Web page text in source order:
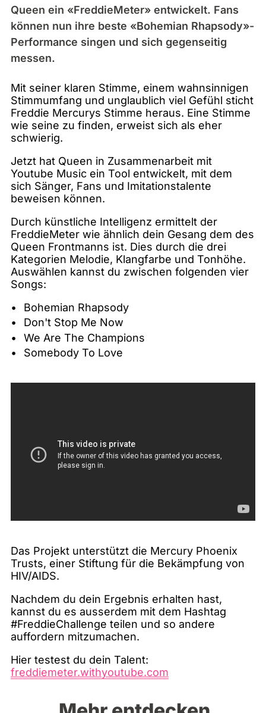
Queen ein «FreddieMeter» entwickelt. Fans
können nun ihre beste «Bohemian Rhapsody»-
Performance singen und sich gegenseitig
messen.
Mit seiner klaren Stimme, einem wahnsinnigen
Stimmumfang und unglaublich viel Gefühl sticht
Freddie Mercurys Stimme heraus. Eine Stimme
wie seine zu finden, erweist sich als eher
schwierig.
Jetzt hat Queen in Zusammenarbeit mit
Youtube Music ein Tool entwickelt, mit dem
sich Sänger, Fans und Imitationstalente
beweisen können.
Durch künstliche Intelligenz ermittelt der
FreddieMeter wie ähnlich dein Gesang dem des
Queen Frontmanns ist. Dies durch die drei
Kategorien Melodie, Klangfarbe und Tonhöhe.
Auswählen kannst du zwischen folgenden vier
Songs:
Bohemian Rhapsody
Don't Stop Me Now
We Are The Champions
Somebody To Love
Das Projekt unterstützt die Mercury Phoenix
Trusts, einer Stiftung für die Bekämpfung von
HIV/AIDS.
Nachdem du dein Ergebnis erhalten hast,
kannst du es ausserdem mit dem Hashtag
#FreddieChallenge teilen und so andere
auffordern mitzumachen.
Hier testest du dein Talent:
freddiemeter.withyoutube.com